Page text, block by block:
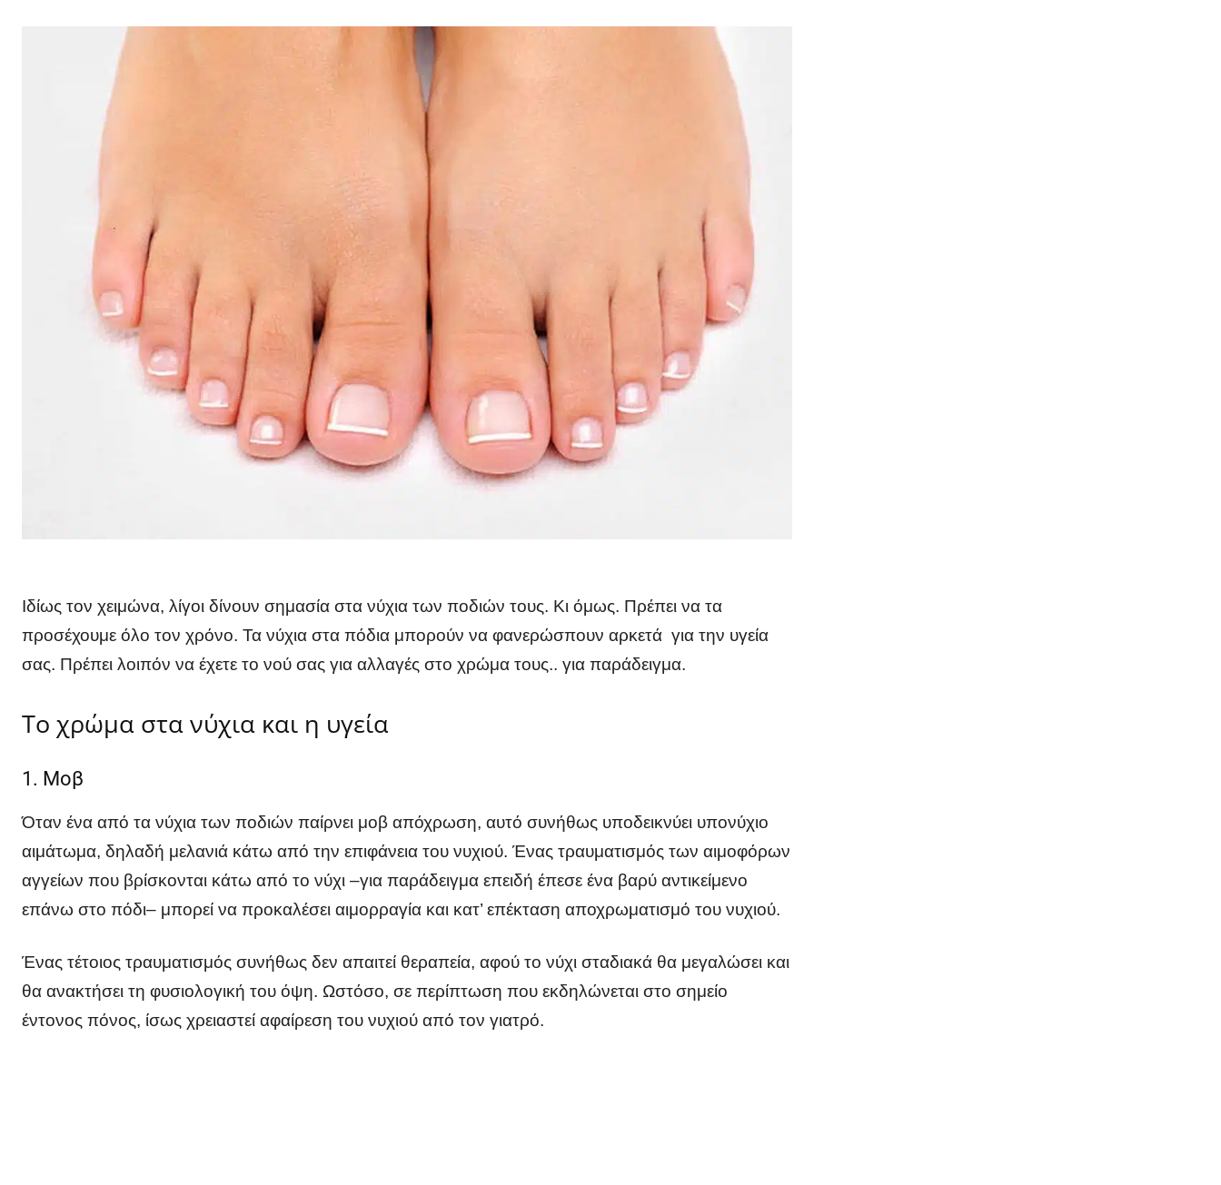
Ιδίως τον χειμώνα, λίγοι δίνουν σημασία στα νύχια των ποδιών τους. Κι όμως. Πρέπει να τα
προσέχουμε όλο τον χρόνο. Τα νύχια στα πόδια μπορούν να φανερώσπουν αρκετά για την υγεία
σας. Πρέπει λοιπόν να έχετε το νού σας για αλλαγές στο χρώμα τους.. για παράδειγμα.
Το χρώμα στα νύχια και η υγεία
1. Μοβ
Όταν ένα από τα νύχια των ποδιών παίρνει μοβ απόχρωση, αυτό συνήθως υποδεικνύει υπονύχιο
αιμάτωμα, δηλαδή μελανιά κάτω από την επιφάνεια του νυχιού. Ένας τραυματισμός των αιμοφόρων
αγγείων που βρίσκονται κάτω από το νύχι –για παράδειγμα επειδή έπεσε ένα βαρύ αντικείμενο
επάνω στο πόδι– μπορεί να προκαλέσει αιμορραγία και κατ’ επέκταση αποχρωματισμό του νυχιού.
Ένας τέτοιος τραυματισμός συνήθως δεν απαιτεί θεραπεία, αφού το νύχι σταδιακά θα μεγαλώσει και
θα ανακτήσει τη φυσιολογική του όψη. Ωστόσο, σε περίπτωση που εκδηλώνεται στο σημείο
έντονος πόνος, ίσως χρειαστεί αφαίρεση του νυχιού από τον γιατρό.